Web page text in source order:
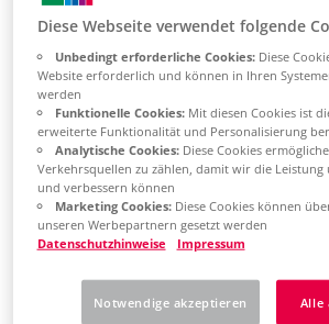
China Taiwan
EN
Colombia
ES
Croatia
HR
Czech Republic
CZ
Denmark
DK
Finland
FI
France
Germany
de
Diese Webseite verwendet folgende
Unbedingt erforderliche Cookies:Diese
Website erforderlich und können in Ihren
werden
Funktionelle Cookies:Mit diesen Cookies ist
erweiterte Funktionalität und Personalisierung
Analytische Cookies:Diese Cookies
Verkehrsquellen zu zählen, damit wir die Leistung
und verbessern können
Marketing Cookies:Diese Cookies können
unseren Werbepartnern gesetzt werden
Datenschutzhinweise
Impressum
Notwendige akzeptieren Alle